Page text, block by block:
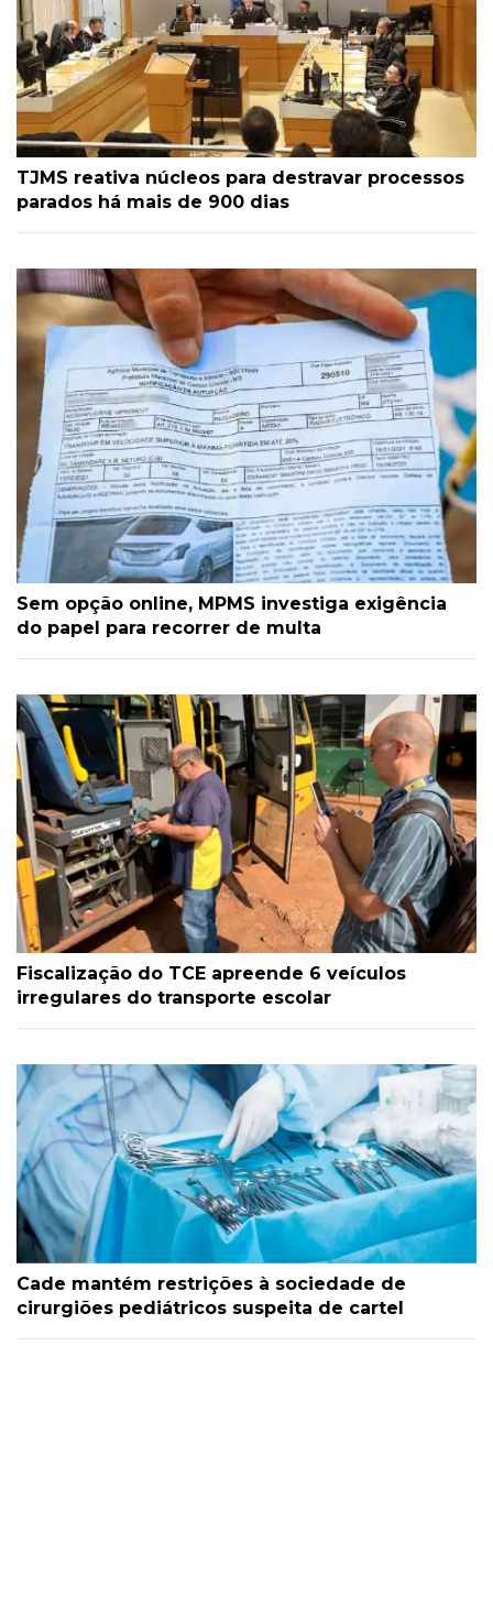
TJMS reativa núcleos para destravar processos
parados há mais de 900 dias
Sem opção online, MPMS investiga exigência
do papel para recorrer de multa
Fiscalização do TCE apreende 6 veículos
irregulares do transporte escolar
Cade mantém restrições à sociedade de
cirurgiões pediátricos suspeita de cartel